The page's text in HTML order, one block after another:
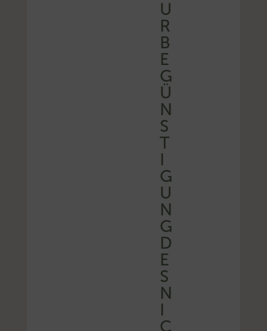
U
R
B
E
G
Ü
N
S
T
I
G
U
N
G
D
E
S
N
I
C